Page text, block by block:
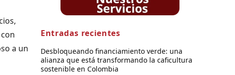
a un
Entradas recientes
Desbloqueando financiamiento verde: una
alianza que está transformando la caficultura
sostenible en Colombia